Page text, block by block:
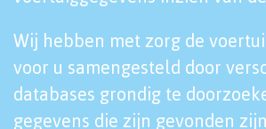
Wij hebben met zorg de
voor u samengesteld door
databases grondig te
gegevens die zijn gevonden